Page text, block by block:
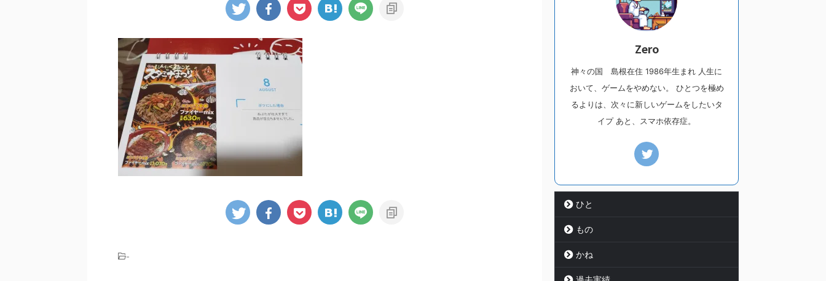
-
Zero
神々の国 島根在住 1986年生まれ 人生に
おいて、ゲームをやめない。 ひとつを極め
るよりは、次々に新しいゲームをしたいタ
イプ あと、スマホ依存症。
ひと
もの
かね